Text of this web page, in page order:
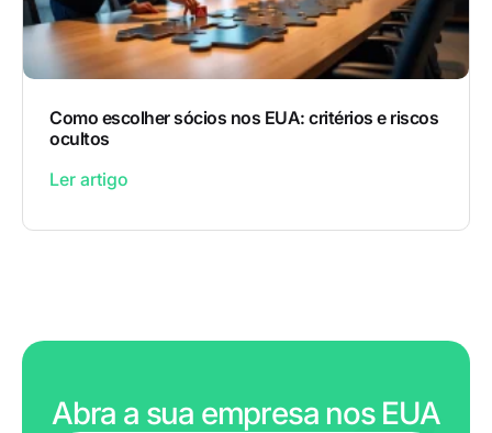
Como escolher sócios nos EUA: critérios e riscos
ocultos
Ler artigo
Abra a sua empresa nos EUA